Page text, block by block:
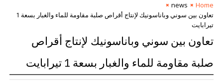
Home
news
تعاون بين سوني وباناسونيك لإنتاج أقراص صلبة مقاومة للماء والغبار بسعة 1
تيرابايت
تعاون بين سوني وباناسونيك لإنتاج أقراص
صلبة مقاومة للماء والغبار بسعة 1 تيرابايت